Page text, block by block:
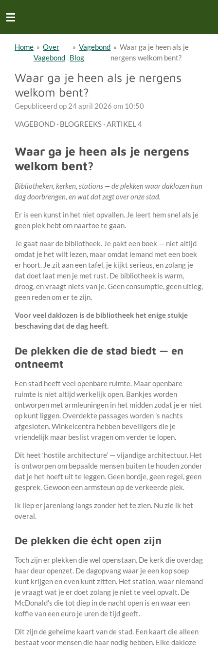
direct
hoofdinhoud
Home » Over
Vagebond
» Vagebond
Blog
» Waar ga je heen als je
nergens welkom bent?
Waar ga je heen als je nergens
welkom bent?
Gepubliceerd op 24 april 2026 om 10:50
VAGEBOND · BLOGREEKS · ARTIKEL 4
Waar ga je heen als je nergens
welkom bent?
Bibliotheken, kerken, stations — de plekken waar daklozen hun
dag doorbrengen, en wat dat zegt over onze stad.
Er is een kunst in het niet opvallen. Je leert hem snel als je
geen plek hebt om naartoe te gaan.
Je gaat naar de bibliotheek. Je pakt een boek — niet altijd
omdat je het wilt lezen, maar omdat iemand met een boek
er hoort. Je zit aan een tafel, je kijkt serieus, en zolang je
dat doet laat men je met rust. De bibliotheek is warm,
droog, en vraagt niets van je. Geen consumptie, geen uitleg,
geen reden om er te zijn.
Voor veel daklozen is de bibliotheek het enige stukje
beschaving dat de dag heeft.
De plekken die de stad biedt — en
ontneemt
Een stad heeft veel openbare ruimte. Maar openbare
ruimte is niet altijd werkelijk open. Bankjes worden
ontworpen met armleuningen in het midden zodat je er niet
op kunt liggen. Overdekte passages worden 's nachts
afgesloten. Winkelcentra hebben beveiligers die je
vriendelijk maar beslist vragen om verder te lopen.
Dit heet ‘hostile architecture’ — vijandige architectuur. Het
is ontworpen om bepaalde mensen buiten te houden zonder
dat je het hoeft uit te leggen. Geen bordje, geen regel, geen
gesprek. Gewoon een armsteun op de verkeerde plek.
Ik liep er jarenlang langs zonder het te zien. Nu zie ik het
overal.
De plekken die écht open zijn
Toch zijn er plekken die wel openstaan. De kerk die overdag
haar deur openzet. De dagopvang waar je een kop soep
kunt krijgen en even kunt zitten. Het station, waar niemand
je vraagt wat je er doet zolang je niet te veel opvalt. De
McDonald’s die tot diep in de nacht open is en waar een
koffie van een euro je uren de tijd geeft.
Dit zijn de geheime kaart van de stad. Een kaart die alleen
bestaat voor mensen die haar nodig hebben. Elke dakloze